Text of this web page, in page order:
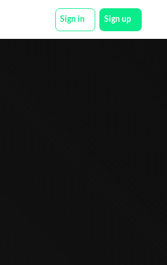
Sign in Sign up